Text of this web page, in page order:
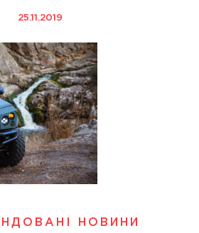
25.11.2019
НОВИНИ